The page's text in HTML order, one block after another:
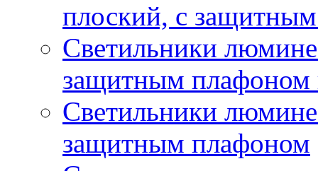
плоский, с
Светильники
защитным плафоном
Светильники
защитным плафоном